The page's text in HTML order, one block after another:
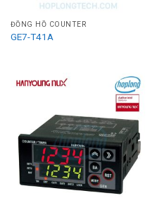
ĐỒNG HỒ COUNTER
GE7-T41A